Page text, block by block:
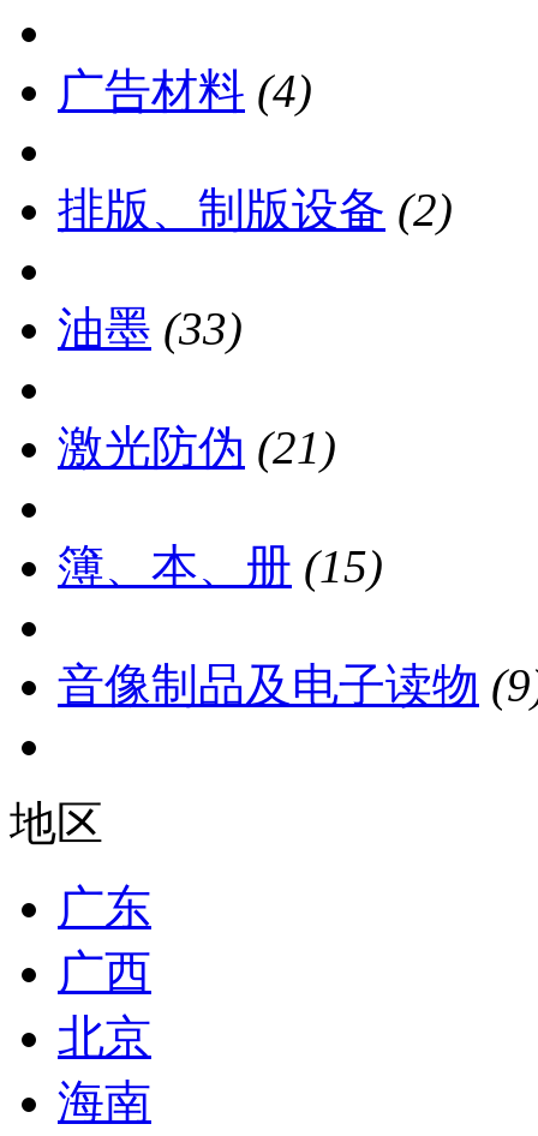
广告材料 (4)
排版、制版设备 (2)
油墨 (33)
激光防伪 (21)
簿、本、册 (15)
音像制品及电子读物
地区
广东
广西
北京
海南